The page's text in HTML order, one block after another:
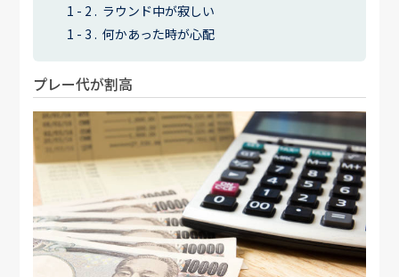
ラウンド中が寂しい
何かあった時が心配
プレー代が割高